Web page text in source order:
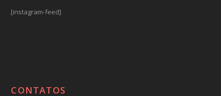
[instagram-feed]
CONTATOS